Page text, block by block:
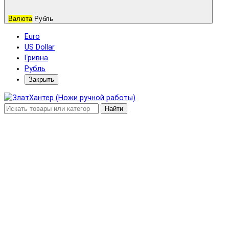
Валюта Рубль
Euro
US Dollar
Гривна
Рубль
Закрыть
Найти